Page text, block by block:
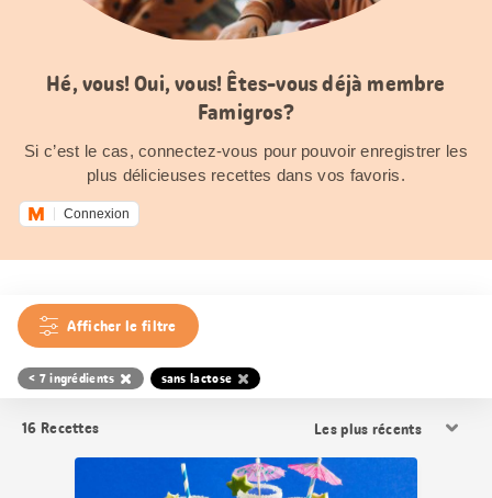
Hé, vous! Oui, vous! Êtes-vous déjà membre
Famigros?
Si c’est le cas, connectez-vous pour pouvoir enregistrer les
plus délicieuses recettes dans vos favoris.
Connexion
Afficher le filtre
< 7 ingrédients sans lactose
16 Recettes
les
résultats